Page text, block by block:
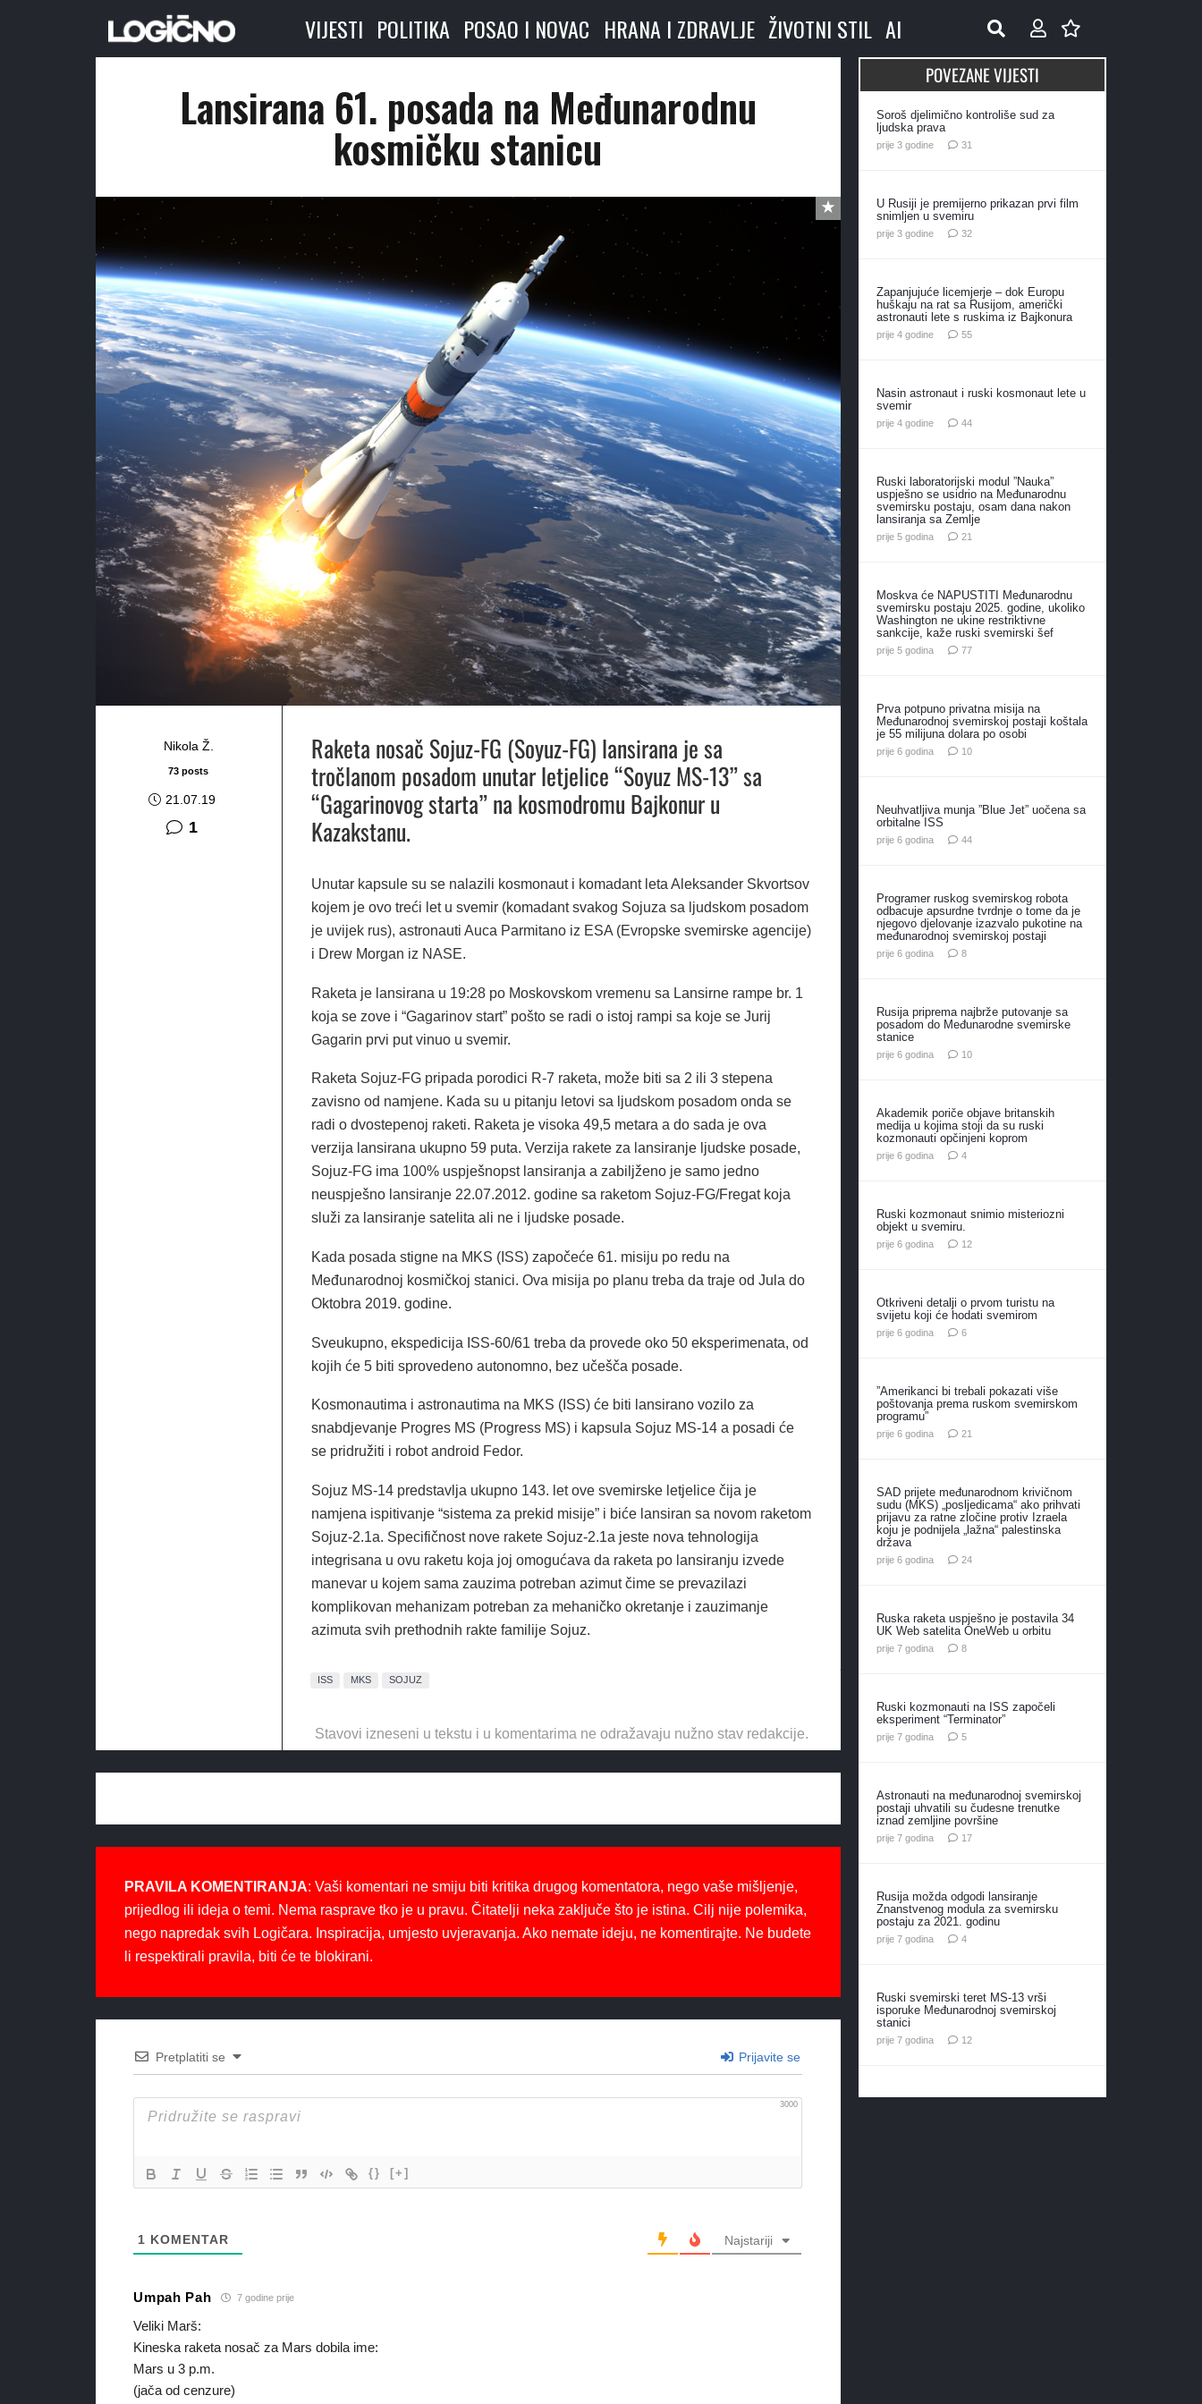
VIJESTI POLITIKA POSAO I NOVAC HRANA I ZDRAVLJE ŽIVOTNI STIL AI
Lansirana 61. posada na Međunarodnu
kosmičku stanicu
Nikola Ž.
73 posts
21.07.19
1
Raketa nosač Sojuz-FG (Soyuz-FG) lansirana je sa
tročlanom posadom unutar letjelice “Soyuz MS-13” sa
“Gagarinovog starta” na kosmodromu Bajkonur u
Kazakstanu.
Unutar kapsule su se nalazili kosmonaut i komadant leta Aleksander Skvortsov
kojem je ovo treći let u svemir (komadant svakog Sojuza sa ljudskom posadom
je uvijek rus), astronauti Auca Parmitano iz ESA (Evropske svemirske agencije)
i Drew Morgan iz NASE.
Raketa je lansirana u 19:28 po Moskovskom vremenu sa Lansirne rampe br. 1
koja se zove i “Gagarinov start” pošto se radi o istoj rampi sa koje se Jurij
Gagarin prvi put vinuo u svemir.
Raketa Sojuz-FG pripada porodici R-7 raketa, može biti sa 2 ili 3 stepena
zavisno od namjene. Kada su u pitanju letovi sa ljudskom posadom onda se
radi o dvostepenoj raketi. Raketa je visoka 49,5 metara a do sada je ova
verzija lansirana ukupno 59 puta. Verzija rakete za lansiranje ljudske posade,
Sojuz-FG ima 100% uspješnopst lansiranja a zabiljženo je samo jedno
neuspješno lansiranje 22.07.2012. godine sa raketom Sojuz-FG/Fregat koja
služi za lansiranje satelita ali ne i ljudske posade.
Kada posada stigne na MKS (ISS) započeće 61. misiju po redu na
Međunarodnoj kosmičkoj stanici. Ova misija po planu treba da traje od Jula do
Oktobra 2019. godine.
Sveukupno, ekspedicija ISS-60/61 treba da provede oko 50 eksperimenata, od
kojih će 5 biti sprovedeno autonomno, bez učešča posade.
Kosmonautima i astronautima na MKS (ISS) će biti lansirano vozilo za
snabdjevanje Progres MS (Progress MS) i kapsula Sojuz MS-14 a posadi će
se pridružiti i robot android Fedor.
Sojuz MS-14 predstavlja ukupno 143. let ove svemirske letjelice čija je
namjena ispitivanje “sistema za prekid misije” i biće lansiran sa novom raketom
Sojuz-2.1a. Specifičnost nove rakete Sojuz-2.1a jeste nova tehnologija
integrisana u ovu raketu koja joj omogućava da raketa po lansiranju izvede
manevar u kojem sama zauzima potreban azimut čime se prevazilazi
komplikovan mehanizam potreban za mehaničko okretanje i zauzimanje
azimuta svih prethodnih rakte familije Sojuz.
ISS MKS SOJUZ
Stavovi izneseni u tekstu i u komentarima ne odražavaju nužno stav redakcije.
PRAVILA KOMENTIRANJA: Vaši komentari ne smiju biti kritika drugog komentatora, nego vaše mišljenje,
prijedlog ili ideja o temi. Nema rasprave tko je u pravu. Čitatelji neka zaključe što je istina. Cilj nije polemika,
nego napredak svih Logičara. Inspiracija, umjesto uvjeravanja. Ako nemate ideju, ne komentirajte. Ne budete
li respektirali pravila, biti će te blokirani.
Pretplatiti se Prijavite se
3000
{} [+]
1 KOMENTAR Najstariji
Umpah Pah 7 godine prije
Veliki Marš:
Kineska raketa nosač za Mars dobila ime:
Mars u 3 p.m.
(jača od cenzure)
POVEZANE VIJESTI
Soroš djelimično kontroliše sud za
ljudska prava
prije 3 godine 31
U Rusiji je premijerno prikazan prvi film
snimljen u svemiru
prije 3 godine 32komentara
Zapanjujuće licemjerje – dok Europu
huškaju na rat sa Rusijom, američki
astronauti lete s ruskima iz Bajkonura
prije 4 godine 55komentara
Nasin astronaut i ruski kosmonaut lete u
svemir
prije 4 godine 44komentara
Ruski laboratorijski modul ”Nauka”
uspješno se usidrio na Međunarodnu
svemirsku postaju, osam dana nakon
lansiranja sa Zemlje
prije 5 godina 21
Moskva će NAPUSTITI Međunarodnu
svemirsku postaju 2025. godine, ukoliko
Washington ne ukine restriktivne
sankcije, kaže ruski svemirski šef
prije 5 godina 77komentara
Prva potpuno privatna misija na
Međunarodnoj svemirskoj postaji koštala
je 55 milijuna dolara po osobi
prije 6 godina 10komentara
Neuhvatljiva munja ”Blue Jet” uočena sa
orbitalne ISS
prije 6 godina 44komentara
Programer ruskog svemirskog robota
odbacuje apsurdne tvrdnje o tome da je
njegovo djelovanje izazvalo pukotine na
međunarodnoj svemirskoj postaji
prije 6 godina 8komentara
Rusija priprema najbrže putovanje sa
posadom do Međunarodne svemirske
stanice
prije 6 godina 10komentara
Akademik poriče objave britanskih
medija u kojima stoji da su ruski
kozmonauti opčinjeni koprom
prije 6 godina 4komentara
Ruski kozmonaut snimio misteriozni
objekt u svemiru.
prije 6 godina 12komentara
Otkriveni detalji o prvom turistu na
svijetu koji će hodati svemirom
prije 6 godina 6komentara
”Amerikanci bi trebali pokazati više
poštovanja prema ruskom svemirskom
programu”
prije 6 godina 21
SAD prijete međunarodnom krivičnom
sudu (MKS) „posljedicama“ ako prihvati
prijavu za ratne zločine protiv Izraela
koju je podnijela „lažna“ palestinska
država
prije 6 godina 24komentara
Ruska raketa uspješno je postavila 34
UK Web satelita OneWeb u orbitu
prije 7 godina 8komentara
Ruski kozmonauti na ISS započeli
eksperiment “Terminator”
prije 7 godina 5komentara
Astronauti na međunarodnoj svemirskoj
postaji uhvatili su čudesne trenutke
iznad zemljine površine
prije 7 godina 17komentara
Rusija možda odgodi lansiranje
Znanstvenog modula za svemirsku
postaju za 2021. godinu
prije 7 godina 4komentara
Ruski svemirski teret MS-13 vrši
isporuke Međunarodnoj svemirskoj
stanici
prije 7 godina 12komentara